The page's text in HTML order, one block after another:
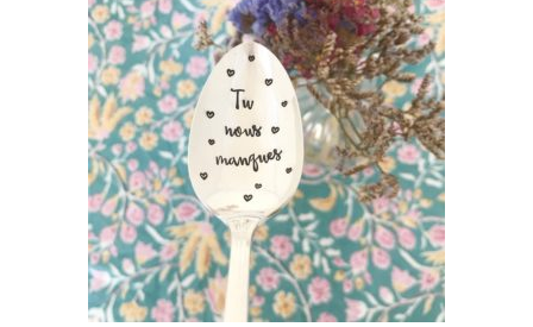
PETITE CUILLÈRE GRAVÉE VINTAGE : TU
NOUS MANQUES
35,00
AJOUTER AU PANIER